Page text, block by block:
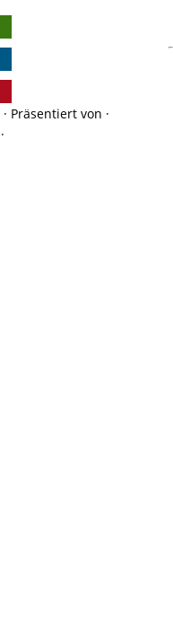
· Präsentiert von ·
·